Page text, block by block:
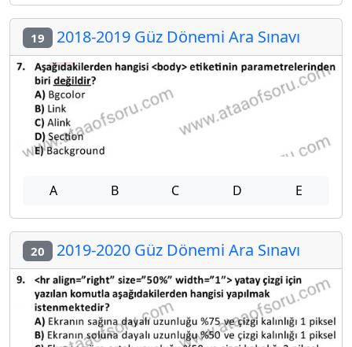
19 2018-2019 Güz Dönemi Ara Sınavı
A B C D E
20 2019-2020 Güz Dönemi Ara Sınavı